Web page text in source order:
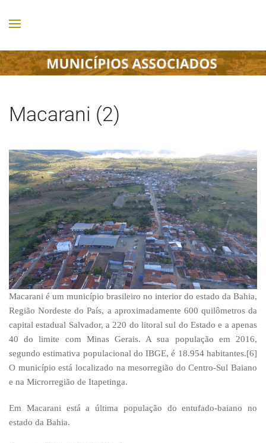
Macarani (2)
Macarani é um município brasileiro no interior do estado da Bahia,
Região Nordeste do País, a aproximadamente 600 quilômetros da
capital estadual Salvador, a 220 do litoral sul do Estado e a apenas
40 do limite com Minas Gerais. A sua população em 2016,
segundo estimativa populacional do IBGE, é 18.954 habitantes.[6]
O município está localizado na mesorregião do Centro-Sul Baiano
e na Microrregião de Itapetinga.
Em Macarani está a última população do entufado-baiano no
estado da Bahia.